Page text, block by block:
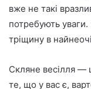
вже не такі
потребують
тріщину в
Скляне весілля —
те, що у вас є,